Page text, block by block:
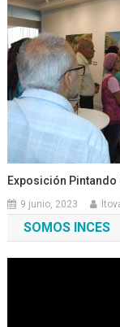
Exposición Pintando
9 junio, 2023
SOMOS INCES